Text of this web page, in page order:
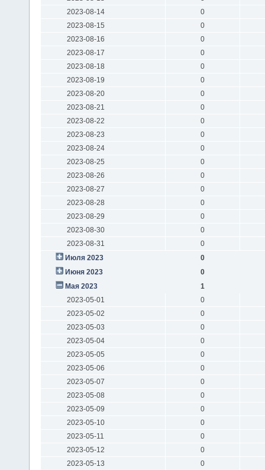
2023-08-14
0
2023-08-15
0
2023-08-16
0
2023-08-17
0
2023-08-18
0
2023-08-19
0
2023-08-20
0
2023-08-21
0
2023-08-22
0
2023-08-23
0
2023-08-24
0
2023-08-25
0
2023-08-26
0
2023-08-27
0
2023-08-28
0
2023-08-29
0
2023-08-30
0
2023-08-31
0
Июля 2023
0
Июня 2023
0
Мая 2023
1
2023-05-01
0
2023-05-02
0
2023-05-03
0
2023-05-04
0
2023-05-05
0
2023-05-06
0
2023-05-07
0
2023-05-08
0
2023-05-09
0
2023-05-10
0
2023-05-11
0
2023-05-12
0
2023-05-13
0